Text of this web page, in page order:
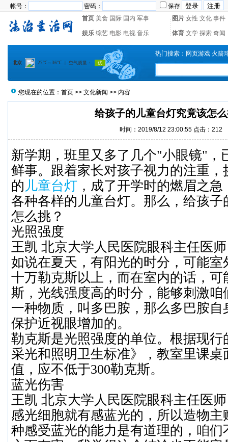
帐号： 密码：
保存
首页 美食 国际 国内 军事 图片 女性 文化 事件
娱乐 综艺 电影 电视 音乐 体育 文学 探索 奇闻
热门搜索： 网页游戏 火箭
您现在的位置： 首页 >> 文化新闻 >> 内容
给孩子的儿童台灯究竟该怎
时间：2019/8/12 23:00:55 点击： 212
新学期，班里又多了几个"小眼镜"
鲜事。跟着家长对孩子视力的注重，
的 儿童台灯 ，成了开学时的燃眉之
各种各样的儿童台灯。那么，给孩子
怎么挑？
光照强度
王凯 北京大学人民医院眼科主任医
如说在夏天，有阳光的时分，可能室
十万勒克斯以上，而在室内的话，可
斯，光线强度高的时分，能够刺激咱
一种物质，叫多巴胺，那么多巴胺
保护近视眼增加的。
勒克斯是光照强度的单位。根据现行
采光和照明卫生标准》，教室里课桌
值，应不低于300勒克斯。
蓝光伤害
王凯 北京大学人民医院眼科主任医
感光细胞就有感蓝光的，所以造物
种感受蓝光的能力是有道理的，咱们